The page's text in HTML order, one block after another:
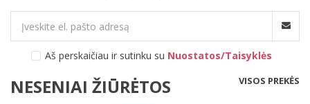
Aš perskaičiau ir sutinku su Nuostatos/Taisyklės
NESENIAI ŽIŪRĖTOS VISOS PREKĖS